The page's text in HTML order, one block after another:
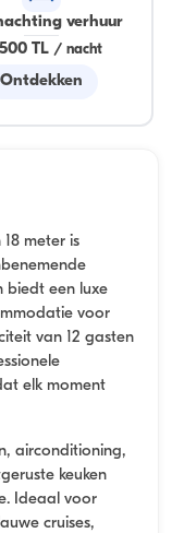
verhuur
TL /nacht
Ontdekken
meter is
biedt een luxe
voor
van 12 gasten
elk moment
airconditioning,
keuken
Ideaal voor
cruises,